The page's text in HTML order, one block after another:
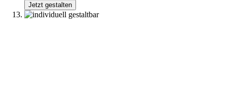
Jetzt gestalten